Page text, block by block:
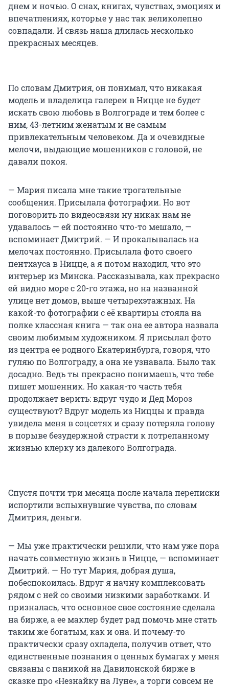
днем и ночью. О снах, книгах, чувствах, эмоциях и
впечатлениях, которые у нас так великолепно
совпадали. И связь наша длилась несколько
прекрасных месяцев.
По словам Дмитрия, он понимал, что никакая
модель и владелица галереи в Ницце не будет
искать свою любовь в Волгограде и тем более с
ним, 43-летним женатым и не самым
привлекательным человеком. Да и очевидные
мелочи, выдающие мошенников с головой, не
давали покоя.
— Мария писала мне такие трогательные
сообщения. Присылала фотографии. Но вот
поговорить по видеосвязи ну никак нам не
удавалось — ей постоянно что-то мешало, —
вспоминает Дмитрий. — И прокалывалась на
мелочах постоянно. Присылала фото своего
пентхауса в Ницце, а я потом находил, что это
интерьер из Минска. Рассказывала, как прекрасно
ей видно море с 20-го этажа, но на названной
улице нет домов, выше четырехэтажных. На
какой-то фотографии с её квартиры стояла на
полке классная книга — так она ее автора назвала
своим любимым художником. Я присылал фото
из центра ее родного Екатеринбурга, говоря, что
гуляю по Волгограду, а она не узнавала. Было так
досадно. Ведь ты прекрасно понимаешь, что тебе
пишет мошенник. Но какая-то часть тебя
продолжает верить: вдруг чудо и Дед Мороз
существуют? Вдруг модель из Ниццы и правда
увидела меня в соцсетях и сразу потеряла голову
в порыве безудержной страсти к потрепанному
жизнью клерку из далекого Волгограда.
Спустя почти три месяца после начала переписки
испортили вспыхнувшие чувства, по словам
Дмитрия, деньги.
— Мы уже практически решили, что нам уже пора
начать совместную жизнь в Ницце, — вспоминает
Дмитрий. — Но тут Мария, добрая душа,
побеспокоилась. Вдруг я начну комплексовать
рядом с ней со своими низкими заработками. И
призналась, что основное свое состояние сделала
на бирже, а ее маклер будет рад помочь мне стать
таким же богатым, как и она. И почему-то
практически сразу охладела, получив ответ, что
единственные познания о ценных бумагах у меня
связаны с паникой на Давилонской бирже в
сказке про «Незнайку на Луне», а торги совсем не